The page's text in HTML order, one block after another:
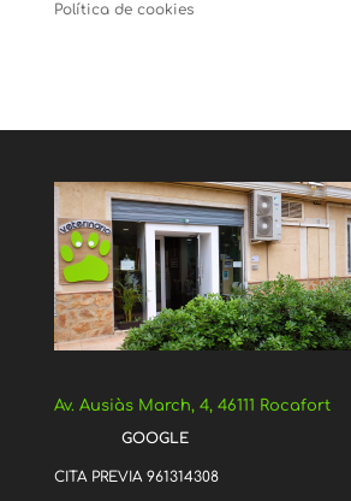
Política de cookies
Av. Ausiàs March, 4, 46111 Rocafort
GOOGLE
CITA PREVIA 961314308